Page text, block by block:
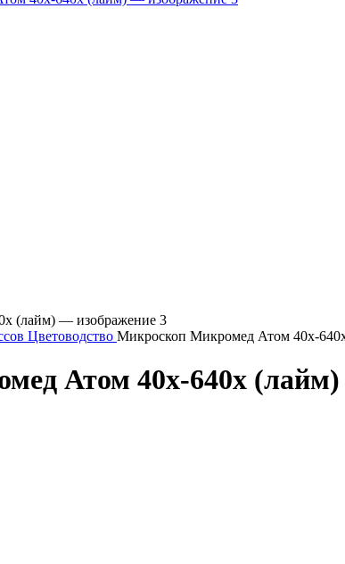
Цветоводство Микроскоп Микромед Атом 40x-
Атом 40x-640x (лайм)